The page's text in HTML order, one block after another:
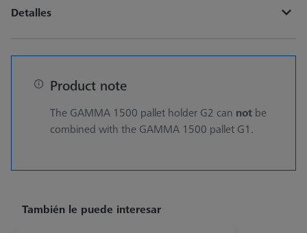
Detalles
Product note
The GAMMA 1500 pallet holder G2 can not be
combined with the GAMMA 1500 pallet G1.
También le puede interesar